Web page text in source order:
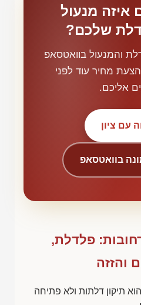
איזה מנעול
שלכם?
והמנעול בוואטסאפ
מחיר עוד לפני
אליכם.
עם ציון
בוואטסאפ
פלדלת,
והזזה
תיקון דלתות ולא פתיחה